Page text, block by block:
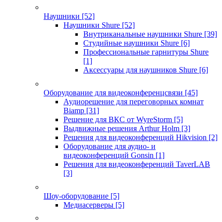
Наушники [52]
Наушники Shure [52]
Внутриканальные наушники Shure [39]
Студийные наушники Shure [6]
Профессиональные гарнитуры Shure
[1]
Аксессуары для наушников Shure [6]
Оборудование для видеоконференцсвязи [45]
Аудиорешение для переговорных комнат
Biamp [31]
Решение для ВКС от WyreStorm [5]
Выдвижные решения Arthur Holm [3]
Решения для видеоконференций Hikvision [2]
Оборудование для аудио- и
видеоконференций Gonsin [1]
Решения для видеоконференций TaverLAB
[3]
Шоу-оборудование [5]
Медиасерверы [5]